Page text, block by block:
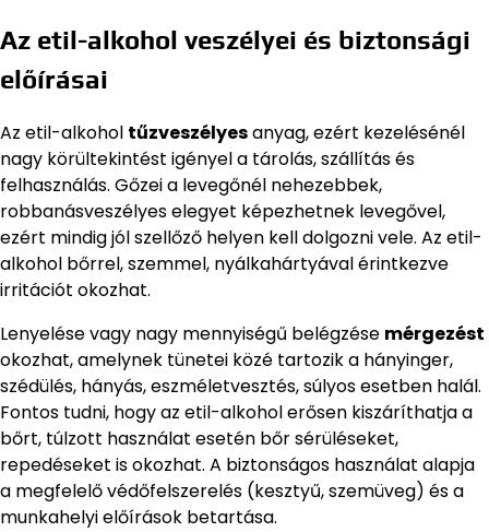
Az etil-alkohol veszélyei és biztonsági
előírásai
Az etil-alkohol tűzveszélyesanyag, ezért kezelésénél
nagy körültekintést igényel a tárolás, szállítás és
felhasználás. Gőzei a levegőnél nehezebbek,
robbanásveszélyes elegyet képezhetnek levegővel,
ezért mindig jól szellőző helyen kell dolgozni vele. Az etil-
alkohol bőrrel, szemmel, nyálkahártyával érintkezve
irritációt okozhat.
Lenyelése vagy nagy mennyiségű belégzése mérgezést
okozhat, amelynek tünetei közé tartozik a hányinger,
szédülés, hányás, eszméletvesztés, súlyos esetben halál.
Fontos tudni, hogy az etil-alkohol erősen kiszáríthatja a
bőrt, túlzott használat esetén bőr sérüléseket,
repedéseket is okozhat. A biztonságos használat alapja
a megfelelő védőfelszerelés (kesztyű, szemüveg) és a
munkahelyi előírások betartása.